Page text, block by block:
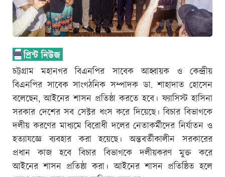
চট্টগ্রাম মহানগর বিএনপির সাবেক আহ্বায়ক ও কেন্দ্রীয়
বিএনপির সাবেক সাংগঠনিক সম্পাদক ডা. শাহাদাত হোসেন
বলেছেন, আইনের শাসন প্রতিষ্ঠা করতে হবে। ফ্যাসিস্ট হাসিনা
সরকার দেশের সব সেক্টর ধংস করে দিয়েছে। বিচার বিভাগকে
দলীয় করণের মাধ্যমে বিরোধী দলের নেতাকর্মীদের নির্যাতন ও
হত্যাযজ্ঞে ব্যবহার করা হয়েছে। অন্তবর্তীকালীন সরকারের
প্রধান কাজ হবে বিচার বিভাগকে দলীয়করণ মুক্ত করে
আইনের শাসন প্রতিষ্ঠা করা। আইনের শাসন প্রতিষ্ঠিত হলে